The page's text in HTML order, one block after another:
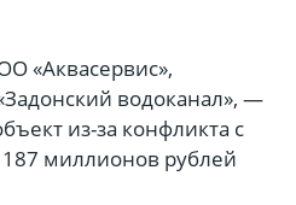
«Аквасервис»,
водоканал», —
из-за конфликта с
187 миллионов рублей